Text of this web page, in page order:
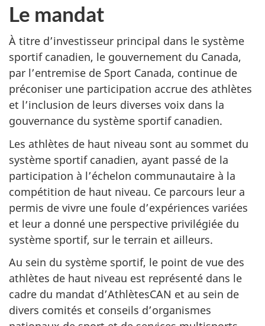
Le mandat
À titre d’investisseur principal dans le système
sportif canadien, le gouvernement du Canada,
par l’entremise de Sport Canada, continue de
préconiser une participation accrue des athlètes
et l’inclusion de leurs diverses voix dans la
gouvernance du système sportif canadien.
Les athlètes de haut niveau sont au sommet du
système sportif canadien, ayant passé de la
participation à l’échelon communautaire à la
compétition de haut niveau. Ce parcours leur a
permis de vivre une foule d’expériences variées
et leur a donné une perspective privilégiée du
système sportif, sur le terrain et ailleurs.
Au sein du système sportif, le point de vue des
athlètes de haut niveau est représenté dans le
cadre du mandat d’AthlètesCAN et au sein de
divers comités et conseils d’organismes